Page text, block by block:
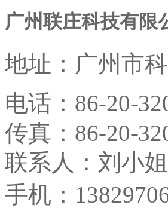
广州联庄科技有限
地址： 广州市
电话： 86-20-
传真： 86-20-
联系人：刘小姐
手机：